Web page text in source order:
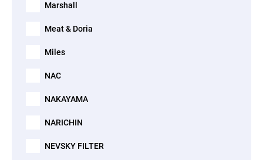
Marshall
Meat & Doria
Miles
NAC
NAKAYAMA
NARICHIN
NEVSKY FILTER